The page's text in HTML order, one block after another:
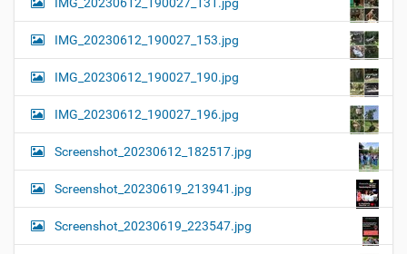
IMG_20230612_190027_153.jpg
IMG_20230612_190027_190.jpg
IMG_20230612_190027_196.jpg
Screenshot_20230612_182517.jpg
Screenshot_20230619_213941.jpg
Screenshot_20230619_223547.jpg